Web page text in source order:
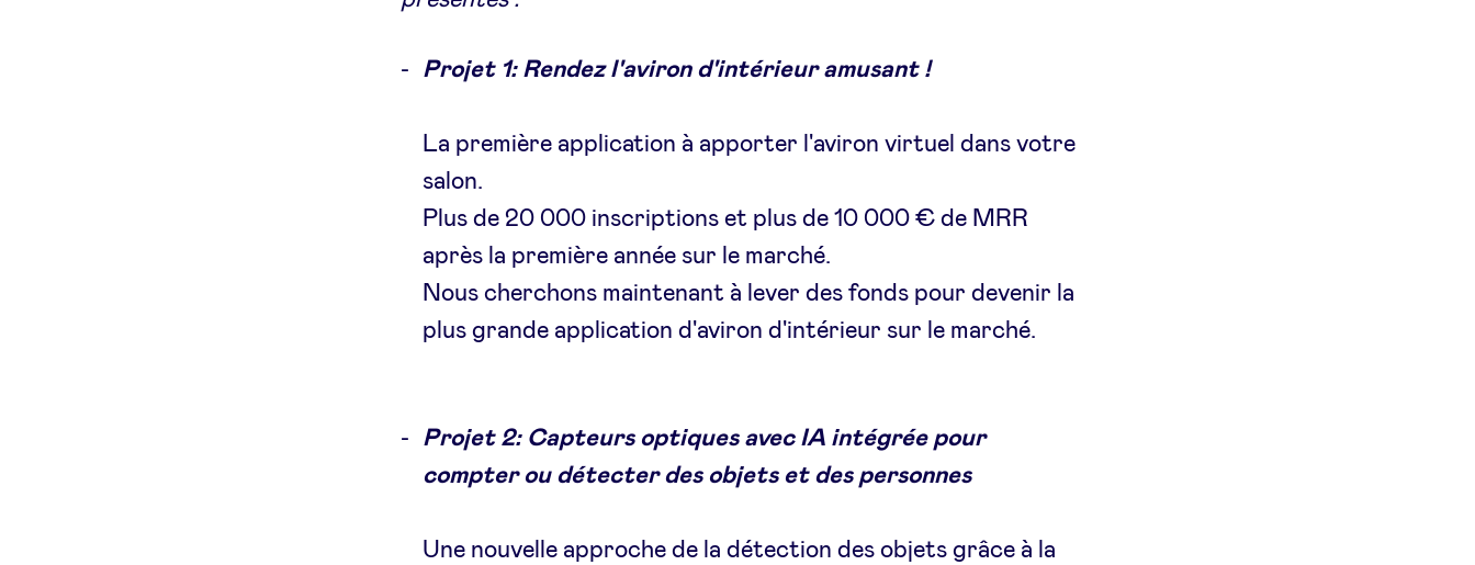
Projet 1: Rendez l'aviron d'intérieur amusant !
La première application à apporter l'aviron virtuel dans votre
salon.
Plus de 20 000 inscriptions et plus de 10 000 € de MRR
après la première année sur le marché.
Nous cherchons maintenant à lever des fonds pour devenir la
plus grande application d'aviron d'intérieur sur le marché.
Projet 2: Capteurs optiques avec IA intégrée pour
compter ou détecter des objets et des personnes
Une nouvelle approche de la détection des objets grâce à la